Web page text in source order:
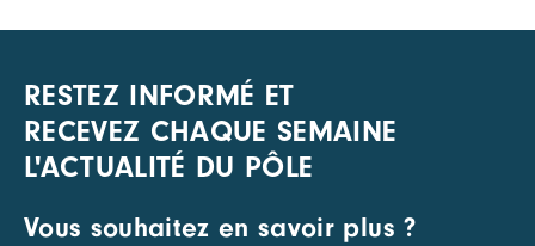
RESTEZ INFORMÉ ET
RECEVEZ CHAQUE SEMAINE
L'ACTUALITÉ DU PÔLE
Vous souhaitez en savoir plus ?